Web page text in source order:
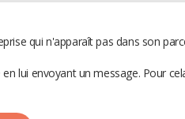
qui n'apparaît pas dans son
lui envoyant un message. Pour